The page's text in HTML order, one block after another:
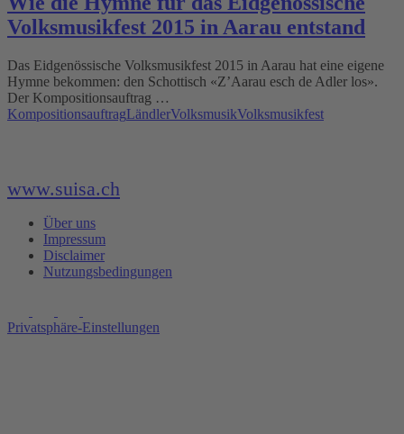
Volksmusikfest 2015 in Aarau entstand
Das Eidgenössische Volksmusikfest 2015 in Aarau hat eine eigene
Hymne bekommen: den Schottisch «Z’Aarau esch de Adler los».
Der Kompositionsauftrag …
KompositionsauftragLändlerVolksmusikVolksmusikfest
www.suisa.ch
Über uns
Impressum
Disclaimer
Nutzungsbedingungen
Privatsphäre-Einstellungen